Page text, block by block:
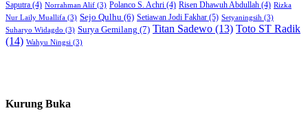
Saputra (4) Norrahman Alif (3) Polanco S. Achri (4) Risen Dhawuh Abdullah (4) Rizka
Nur Laily Muallifa (3) Sejo Qulhu (6) Setiawan Jodi Fakhar (5) Setyaningsih (3)
Suharyo Widagdo (3) Surya Gemilang (7) Titan Sadewo (13) Toto ST Radik
(14) Wahyu Ningsi (3)
Kurung Buka